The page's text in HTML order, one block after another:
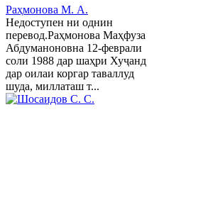
Раҳмонова М. А.
Недоступен ни однин
перевод.Раҳмонова Маҳфуза
Абдуманоновна 12-феврали
соли 1988 дар шаҳри Хуҷанд
дар оилаи коргар таваллуд
шуда, миллаташ т...